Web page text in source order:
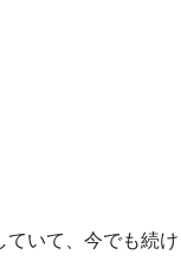
ていて、今でも続け